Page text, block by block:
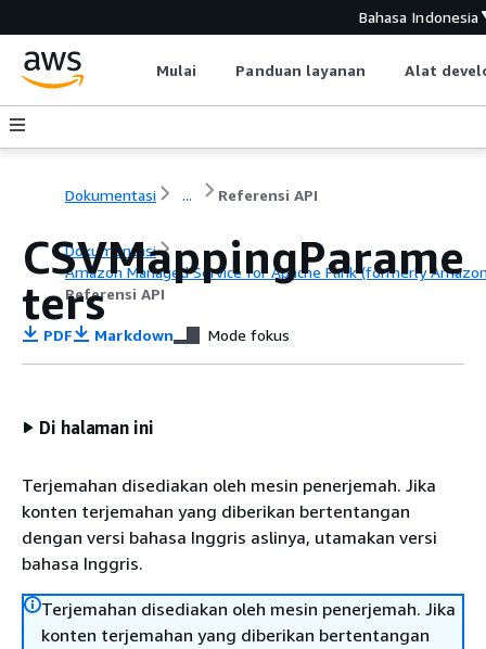
Bahasa Indonesia
Mulai Panduan layanan Alat
Dokumentasi ... Referensi API
Dokumentasi
Amazon Managed Service for Apache Flink (formerly
Referensi API
CSVMappingParame
ters
PDF Markdown Mode fokus
Di halaman ini
Terjemahan disediakan oleh mesin penerjemah. Jika
konten terjemahan yang diberikan bertentangan
dengan versi bahasa Inggris aslinya, utamakan versi
bahasa Inggris.
Terjemahan disediakan oleh mesin penerjemah. Jika
konten terjemahan yang diberikan bertentangan